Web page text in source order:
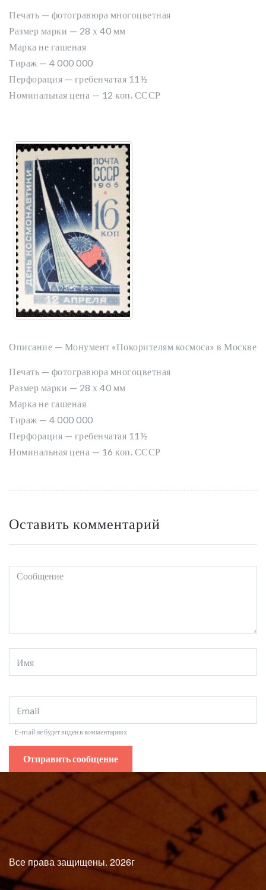
Печать — фотогравюра многоцветная
Размер марки — 28 х 40 мм
Марка не гашеная
Тираж — 4 000 000
Перфорация — гребенчатая 11½
Номинальная цена — 12 коп. СССР
Описание — Монумент «Покорителям космоса» в Москве
Печать — фотогравюра многоцветная
Размер марки — 28 х 40 мм
Марка не гашеная
Тираж — 4 000 000
Перфорация — гребенчатая 11½
Номинальная цена — 16 коп. СССР
Оставить комментарий
E-mail не будет виден в комментариях
Все права защищены. 2026г